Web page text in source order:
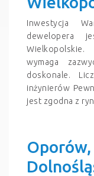
Inwestycja
dewelopera
wymaga
doskonale.
inżynierów
jest zgodna z
Oporów,